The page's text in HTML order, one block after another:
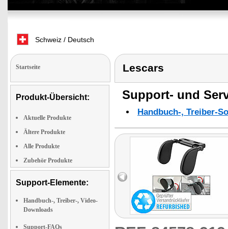
Schweiz / Deutsch
Startseite
Produkt-Übersicht:
Aktuelle Produkte
Ältere Produkte
Alle Produkte
Zubehör Produkte
Support-Elemente:
Handbuch-, Treiber-, Video-
Downloads
Support-FAQs
Lescars
Support- und
Handbuch-, Treiber-